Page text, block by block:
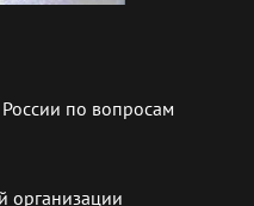
по вопросам
организации